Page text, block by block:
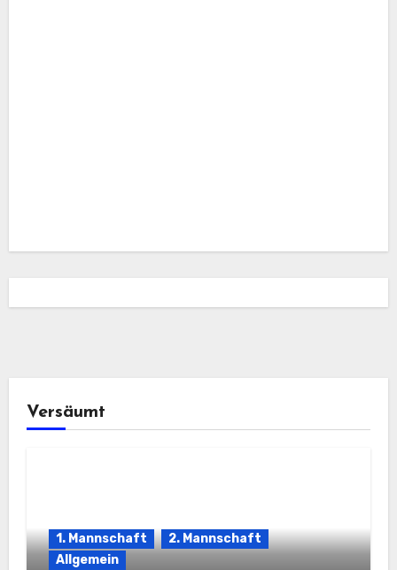
Versäumt
1. Mannschaft
2. Mannschaft
Allgemein